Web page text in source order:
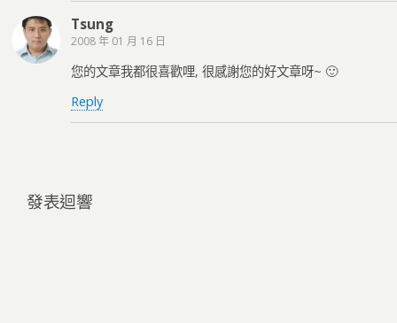
Tsung
2008 年 01 月 16 日
您的文章我都很喜歡哩, 很感謝您的好文章呀~ 🙂
Reply
發表迴響